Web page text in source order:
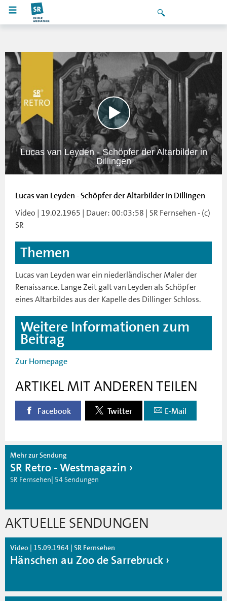
Lucas van Leyden - Schöpfer der Altarbilder in
Dillingen
Lucas van Leyden - Schöpfer der Altarbilder in Dillingen
Video | 19.02.1965 | Dauer: 00:03:58 | SR Fernsehen - (c)
SR
Themen
Lucas van Leyden war ein niederländischer Maler der
Renaissance. Lange Zeit galt van Leyden als Schöpfer
eines Altarbildes aus der Kapelle des Dillinger Schloss.
Weitere Informationen zum
Beitrag
Zur Homepage
ARTIKEL MIT ANDEREN TEILEN
Facebook Twitter E-Mail
Mehr zur Sendung
SR Retro - Westmagazin
SR Fernsehen| 54 Sendungen
AKTUELLE SENDUNGEN
Video | 15.09.1964 | SR Fernsehen
Hänschen au Zoo de Sarrebruck